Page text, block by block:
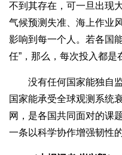
不到其存在，可一旦出现
气候预测失准、海上作业
影响到每一个人。若各国
任”，那么，每次投入都是
没有任何国家能独自监
国家能承受全球观测系统
网，是各国共同面对的课
一条以科学协作增强韧性